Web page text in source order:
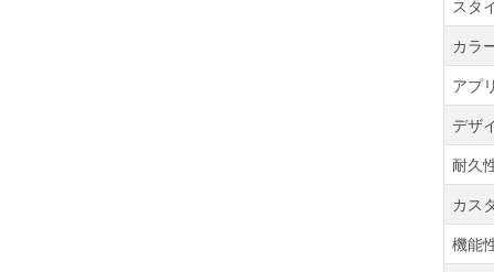
スタ
カラ
アプ
デザ
耐久
カス
機能